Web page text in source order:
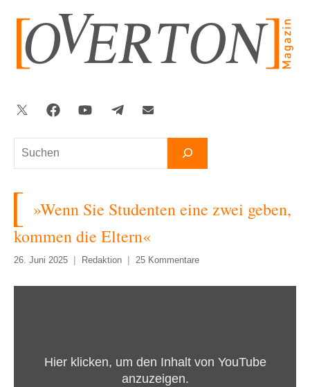
springen
Suchen
Twitter FacebookYouTubeTelegram
»Wenn Sie Studenten eine zwei geben,
kommen die Eltern«
26. Juni 2025 Redaktion 25 Kommentare
Hier klicken, um den Inhalt von YouTube
anzuzeigen.